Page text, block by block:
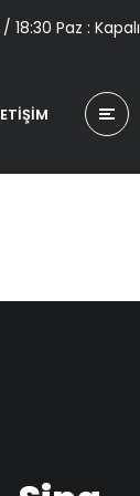
Paz : Kapalı